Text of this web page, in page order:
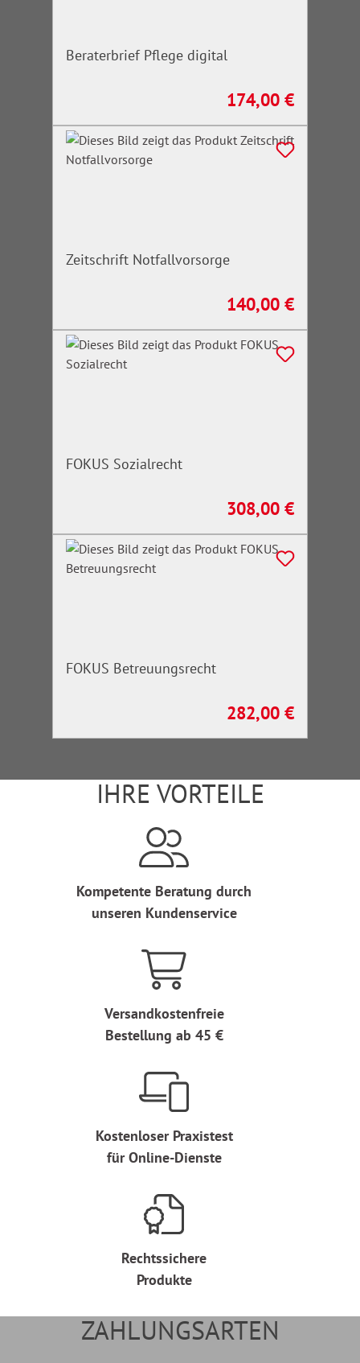
Beraterbrief Pflege digital
Regulärer Preis:
174,00 €
Zeitschrift Notfallvorsorge
Regulärer Preis:
140,00 €
FOKUS Sozialrecht
Regulärer Preis:
308,00 €
FOKUS Betreuungsrecht
Regulärer Preis:
282,00 €
IHRE VORTEILE
Kompetente Beratung durch
unseren Kundenservice
Versandkostenfreie
Bestellung ab 45 €
Kostenloser Praxistest
für Online-Dienste
Rechtssichere
Produkte
ZAHLUNGSARTEN